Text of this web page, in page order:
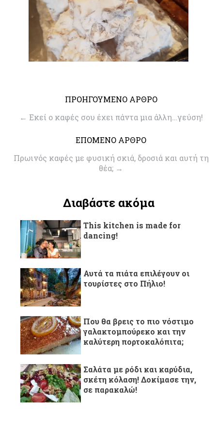
ΠΡΟΗΓΟΥΜΕΝΟ ΑΡΘΡΟ
← Eκεί ο καφές σου έχει πάντα μια άλλη…γεύση!
ΕΠΟΜΕΝΟ ΑΡΘΡΟ
Πρωινός καφές με φυσική σκιά, δροσιά και αυτή τη
θέα; →
Διαβάστε ακόμα
This kitchen is made for
dancing!
Αυτά τα πιάτα επιλέγουν οι
τουρίστες στο Πήλιο!
Που θα βρεις το πιο νόστιμο
γαλακτομπούρεκο και την
καλύτερη πορτοκαλόπιτα;
Σαλάτα με ρόδι και καρύδια,
σκέτη κόλαση! Δοκίμασε την,
σε παρακαλώ!